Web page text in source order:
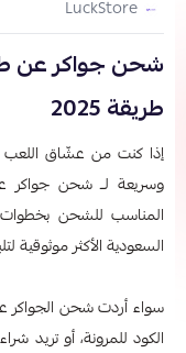
LuckStore
شحن جواكر عن
طريقة 2025
إذا كنت من عشّاق
وسريعة لــ شحن جواكر
المناسب للشحن
السعودية الأكثر موثوقية
سواء أردت شحن
الكود للمرونة، أو تريد